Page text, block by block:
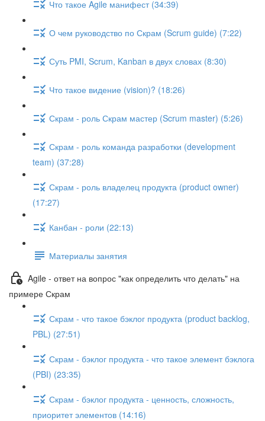
Что такое Agile манифест (34:39)
О чем руководство по Скрам (Scrum guide) (7:22)
Суть PMI, Scrum, Kanban в двух словах (8:30)
Что такое видение (vision)? (18:26)
Скрам - роль Скрам мастер (Scrum master) (5:26)
Скрам - роль команда разработки (development
team) (37:28)
Скрам - роль владелец продукта (product owner)
(17:27)
Канбан - роли (22:13)
Материалы занятия
Agile - ответ на вопрос "как определить что делать" на
примере Скрам
Скрам - что такое бэклог продукта (product backlog,
PBL) (27:51)
Скрам - бэклог продукта - что такое элемент бэклога
(PBI) (23:35)
Скрам - бэклог продукта - ценность, сложность,
приоритет элементов (14:16)